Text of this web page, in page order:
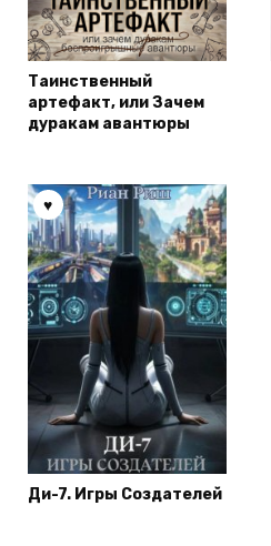
Таинственный
артефакт, или Зачем
дуракам авантюры
Ди-7. Игры Создателей